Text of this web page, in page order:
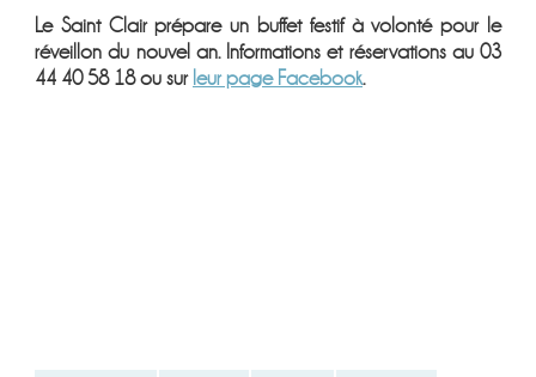
Le Saint Clair prépare un buffet festif à volonté pour le
réveillon du nouvel an. Informations et réservations au 03
44 40 58 18 ou sur leur page Facebook.